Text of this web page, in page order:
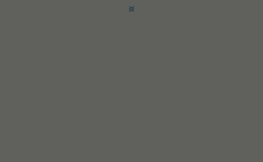
理、エンドユーザーとのコミュニケーション能力
＜
＞